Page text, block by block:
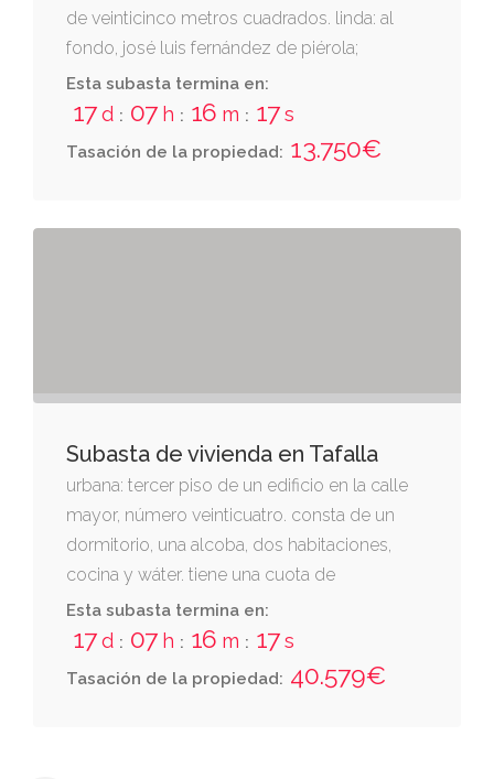
de veinticinco metros cuadrados. linda: al
fondo, josé luis fernández de piérola;
derecha, josé fernández de piérola; e
izquierda, luis uzqueda gómez. es la parcela
Esta subasta termina en:
17d : 07 h : 16 m : 17s
Tasación de la propiedad: 13.750€
Subasta de vivienda en Tafalla
urbana: tercer piso de un edificio en la calle
mayor, número veinticuatro. consta de un
dormitorio, una alcoba, dos habitaciones,
cocina y wáter. tiene una cuota de
participación en los elementos comunes de
treinta y cinco por cienro. la finca matriz linda:
derecha entrando y espalda, casa número
veintidós de sucesores de ricardo huarte
Esta subasta termina en:
17d : 07 h : 16 m : 17s
Tasación de la propiedad: 40.579€